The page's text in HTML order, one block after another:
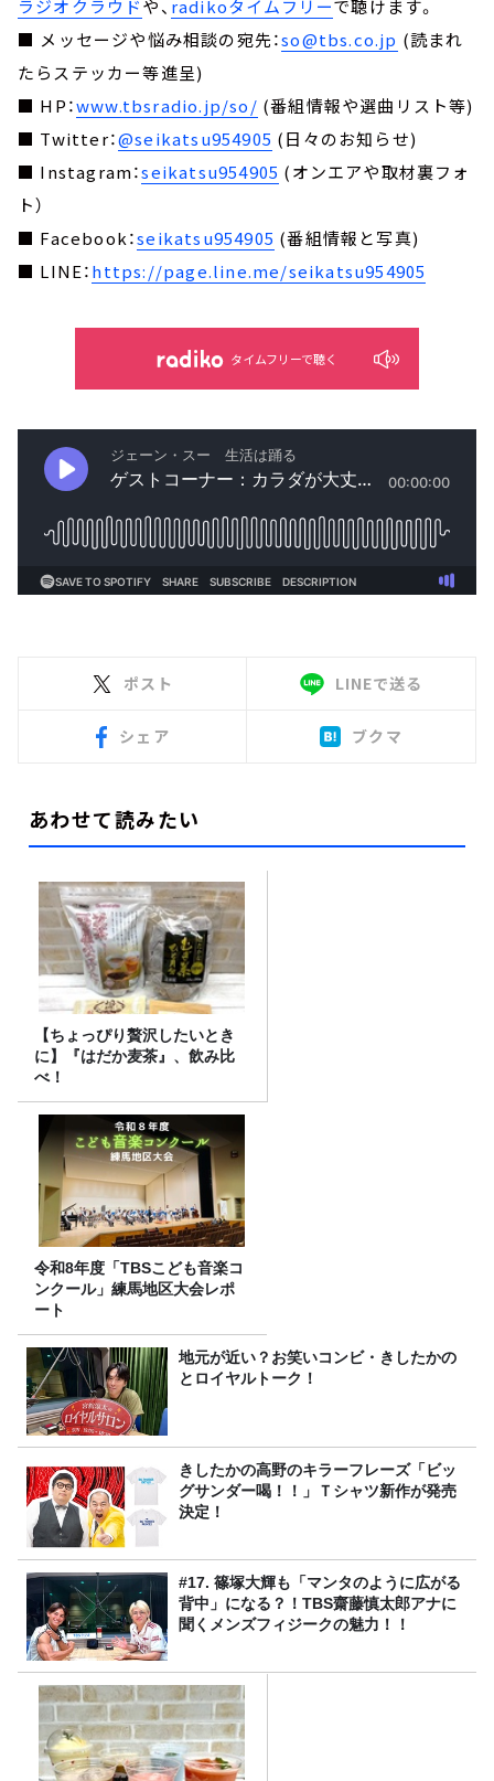
ラジオクラウドや、 radikoタイムフリーで聴けます。
■ メッセージや悩み相談の宛先：so@tbs.co.jp (読まれ
たらステッカー等進呈)
■ HP：www.tbsradio.jp/so/ (番組情報や選曲リスト等)
■ Twitter：@seikatsu954905 (日々のお知らせ)
■ Instagram：seikatsu954905 (オンエアや取材裏フォ
ト）
■ Facebook：seikatsu954905 (番組情報と写真)
■ LINE：https://page.line.me/seikatsu954905
タイムフリーで聴く
ポスト LINEで送る
シェア ブクマ
あわせて読みたい
【ちょっぴり贅沢したいとき
に】『はだか麦茶』、飲み比
べ！
令和8年度「TBSこども音楽コ
ンクール」練馬地区大会レポ
ート
地元が近い？お笑いコンビ・きしたかの
とロイヤルトーク！
きしたかの高野のキラーフレーズ「ビッ
グサンダー喝！！」Ｔシャツ新作が発売
決定！
#17. 篠塚大輝も「マンタのように広がる
背中」になる？！TBS齋藤慎太郎アナに
聞くメンズフィジークの魅力！！